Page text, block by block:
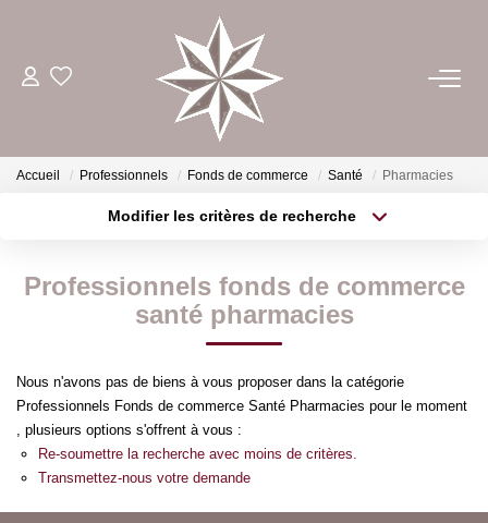
ACHETER
ESTIMER
GÉRER
NOTRE AGENCE
CONTACT
Accueil Professionnels Fonds de commerce Santé Pharmacies
Modifier les critères de recherche
Type de bien
Surface min
Créer une alerte
Professionnels fonds de commerce
santé pharmacies
Nous n'avons pas de biens à vous proposer dans la catégorie
Professionnels Fonds de commerce Santé Pharmacies pour le moment
, plusieurs options s'offrent à vous :
Re-soumettre la recherche avec moins de critères.
Transmettez-nous votre demande